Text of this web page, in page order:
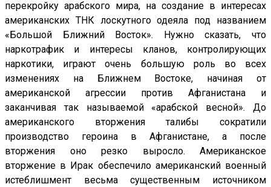
перекройку арабского мира, на создание в интересах
американских ТНК лоскутного одеяла под названием
«Большой Ближний Восток». Нужно сказать, что
наркотрафик и интересы кланов, контролирующих
наркотики, играют очень большую роль во всех
изменениях на Ближнем Востоке, начиная от
американской агрессии против Афганистана и
заканчивая так называемой «арабской весной». До
американского вторжения талибы сократили
производство героина в Афганистане, а после
вторжения оно резко выросло. Американское
вторжение в Ирак обеспечило американский военный
истеблишмент весьма существенным источником